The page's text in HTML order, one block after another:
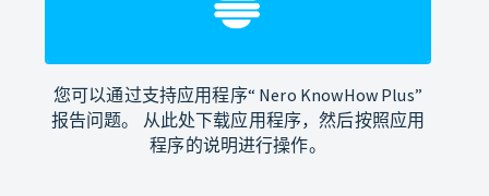
您可以通过支持应用程序“ Nero KnowHow Plus”
报告问题。 从此处下载应用程序，然后按照应用
程序的说明进行操作。